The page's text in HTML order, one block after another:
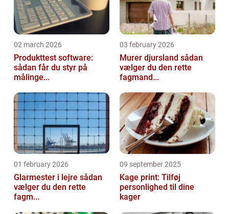
02 march 2026
Produkttest software:
sådan får du styr på
målinge...
03 february 2026
Murer djursland sådan
vælger du den rette
fagmand...
01 february 2026
Glarmester i lejre sådan
vælger du den rette
fagm...
09 september 2025
Kage print: Tilføj
personlighed til dine
kager